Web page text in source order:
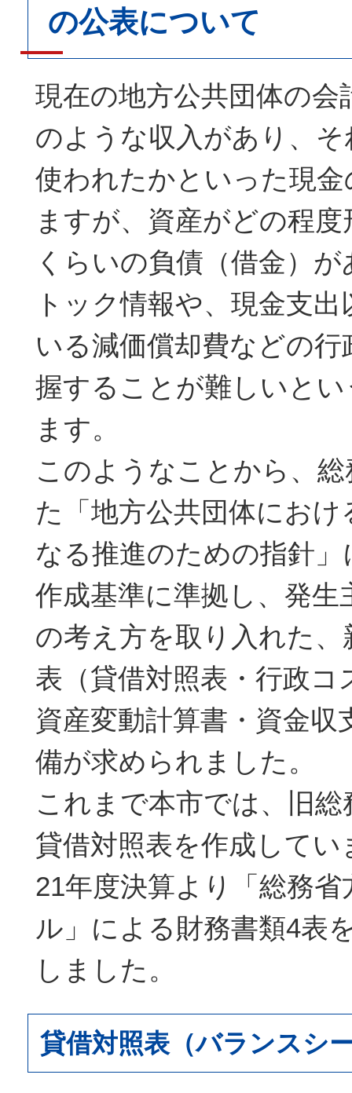
の公表について
現在の地方公共団体の会
のような収入があり、
使われたかといった現
ますが、資産がどの程
くらいの負債（借金）
トック情報や、現金支
いる減価償却費などの
握することが難しいと
ます。
このようなことから、
た「地方公共団体におけ
なる推進のための指針
作成基準に準拠し、発生
の考え方を取り入れた
表（貸借対照表・行政コ
資産変動計算書・資金収
備が求められました。
これまで本市では、旧
貸借対照表を作成して
21年度決算より「総務
ル」による財務書類4表
しました。
貸借対照表（バランスシ